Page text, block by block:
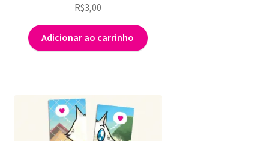
R$3,00
Adicionar ao carrinho